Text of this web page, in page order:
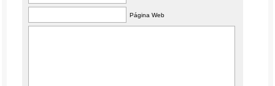
Página Web